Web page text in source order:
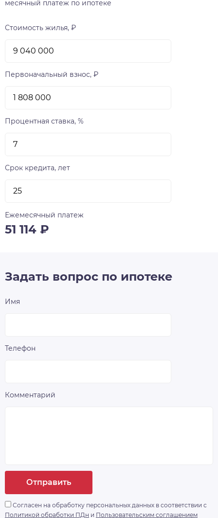
месячный платеж по ипотеке
Стоимость жилья, ₽
Первоначальный взнос, ₽
Процентная ставка, %
Срок кредита, лет
Ежемесячный платеж
51 114 ₽
Задать вопрос по ипотеке
Имя
Телефон
Комментарий
Отправить
Согласен на обработку персональных данных в соответствии с
Политикой обработки ПДн и Пользовательским соглашением